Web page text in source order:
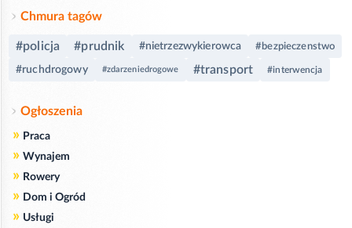
Chmura tagów
#policja #prudnik #nietrzezwykierowca #bezpieczenstwo
#ruchdrogowy #zdarzeniedrogowe #transport #interwencja
Ogłoszenia
» Praca
» Wynajem
» Rowery
» Dom i Ogród
» Usługi